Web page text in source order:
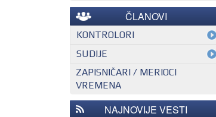
ČLANOVI
KONTROLORI
MEĐUNARODNI KONTROLOR
NACIONALNI KONTROLOR
REGIONALNI KONTROLOR
SUDIJE
EHF SUDIJA
IHF SUDIJA
MLADI EVROPSKI SUDIJA
ZAPISNIČARI / MERIOCI
VREMENA
NAJNOVIJE VESTI